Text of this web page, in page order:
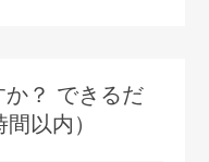
？ できるだ
以内）